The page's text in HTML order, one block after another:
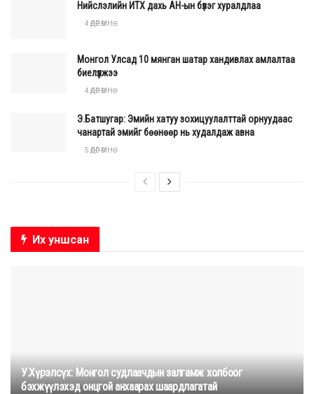
Нийслэлийн ИТХ дахь АН-ын бүлэг хуралдлаа
4 ӨДӨР ӨМНӨ
Монгол Улсад 10 мянган шатар хандивлах амлалтаа
биелүүлжээ
4 ӨДӨР ӨМНӨ
Э.Батшугар: Эмийн хатуу зохицуулалттай орнуудаас
чанартай эмийг бөөнөөр нь худалдаж авна
5 ӨДӨР ӨМНӨ
Их уншсан
У.Хүрэлсүх: Монгол судлаачдын залгамж холбоог
бэхжүүлэхэд онцгой анхаарах шаардлагатай